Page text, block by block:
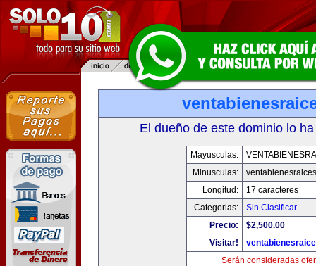
El dueño de este dominio lo
Mayusculas:
Minusculas:
Longitud:
17 caracteres
Categorias:
Sin Clasificar
Precio:
$2,500.00
Visitar!
Serán consideradas